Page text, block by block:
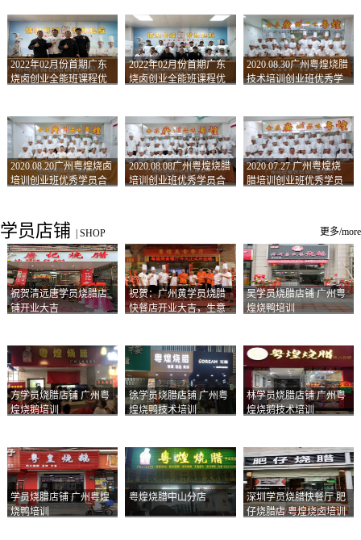
2022年02月份首期广东
烧卤创业全能班课程优
2022年02月份首期广东
烧卤创业全能班课程优
2020.08.30广州粤煌烧腊
技术培训创业班优秀学
2020.08.20广州粤煌烧卤
培训创业班优秀学员合
2020.08.08广州粤煌烧腊
培训创业班优秀学员合
2020.07.27 广州粤煌烧
腊培训创业班优秀学员
学员店铺 SHOP 更多/more
祝贺清远唐学员烧腊店
铺开业大吉
祝贺：广州黄学员烧腊
快餐店开业大吉，生意
吴学员烧腊店铺 广州粤
煌烧鸭培训
方学员烧腊店铺 广州粤
煌烧鹅培训
徐学员烧腊店铺 广州粤
煌烧鸭技术培训
林学员烧腊店铺 广州粤
煌烧鹅技术培训
学员烧腊店铺 广州粤煌
烧鸭培训
粤煌烧腊中山分店
深圳学员烧腊快餐厅 肥
仔烧腊店 粤煌烧卤培训